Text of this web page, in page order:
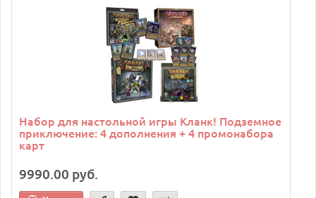
Набор для настольной игры Кланк! Подземное
приключение: 4 дополнения + 4 промонабора
карт
9990.00 руб.